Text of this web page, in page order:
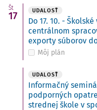
Št
17 UDALOSŤ
Do 17. 10. -
centrálnom
exporty súborov
Môj plán
UDALOSŤ
Informačný
podporných
strednej škole v